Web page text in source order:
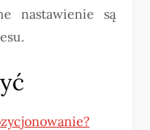
nastawienie są